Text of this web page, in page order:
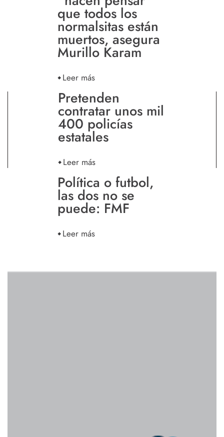
que todos los
normalsitas están
muertos, asegura
Murillo Karam
Leer más
Pretenden
contratar unos mil
400 policías
estatales
Leer más
Política o futbol,
las dos no se
puede: FMF
Leer más